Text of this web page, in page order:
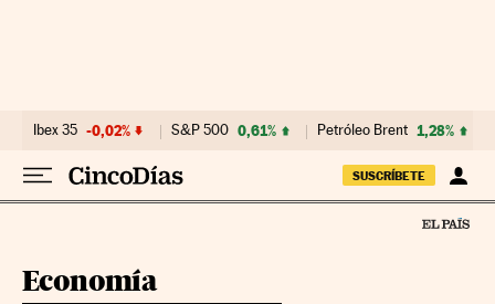
Ibex 35 -0,02% S&P 500 0,61% Petróleo Brent 1,28%
SUSCRÍBETE
Economía